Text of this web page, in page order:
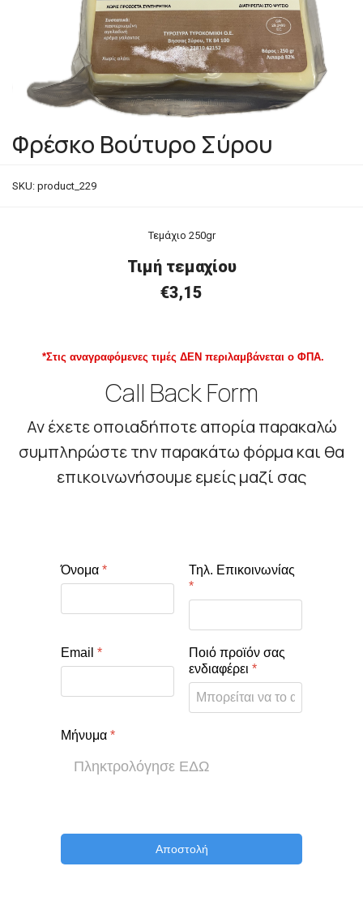
Φρέσκο Βούτυρο Σύρου
SKU: product_229
Τεμάχιο 250gr
Τιμή τεμαχίου
€3,15
*Στις αναγραφόμενες τιμές ΔΕΝ περιλαμβάνεται ο ΦΠΑ.
Call Back Form
Αν έχετε οποιαδήποτε απορία παρακαλώ
συμπληρώστε την παρακάτω φόρμα και θα
επικοινωνήσουμε εμείς μαζί σας
Όνομα *
Τηλ. Επικοινωνίας
*
Email *
Ποιό προϊόν σας
ενδιαφέρει *
Μήνυμα *
Αποστολή